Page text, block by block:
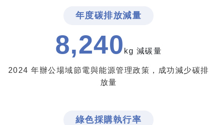
年度碳排放減量
8,240 kg 減碳量
2024 年辦公場域節電與能源管理政策，成功減少碳排
放量
綠色採購執行率